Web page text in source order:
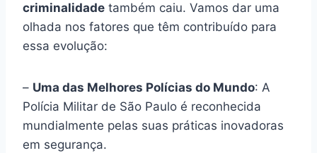
criminalidade também caiu. Vamos dar uma
olhada nos fatores que têm contribuído para
essa evolução:
– Uma das Melhores Polícias do Mundo: A
Polícia Militar de São Paulo é reconhecida
mundialmente pelas suas práticas inovadoras
em segurança.